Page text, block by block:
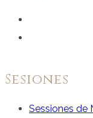
facebook.com
Facebook
de
en
Sesiones
Sessiones de